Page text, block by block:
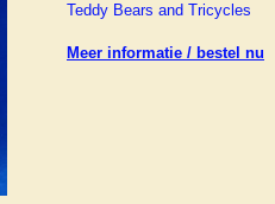
Teddy Bears and Tricycles
Meer informatie / bestel nu